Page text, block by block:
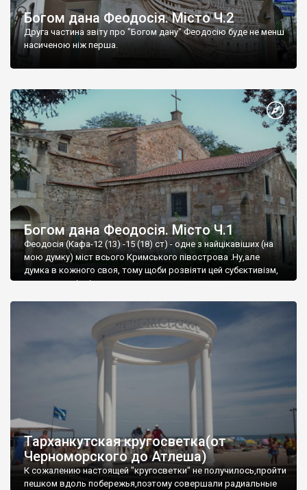
Богом дана Феодосія. Місто Ч.2
Друга частина звіту про "Богом дану" Феодосію буде не менш
насиченою ніж перша.
Богом дана Феодосія. Місто Ч.1
Феодосія (Кафа-12 (13) -15 (18) ст) - одне з найцікавіших (на
мою думку) міст всього Кримського півострова .Ну,але
думка в кожного своя, тому щоби розвіяти цей субєктивізм,
запрошую відвідати це
Тарханкутская кругосветка(от
Черноморского до Атлеша)
К сожалению настоящей "кругосветки" не получилось,пройти
пешком вдоль побережья,поэтому совершали радиальные